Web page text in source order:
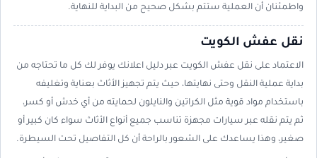
واطمئنان أن العملية ستتم بشكل صحيح من البداية للنهاية.
نقل عفش الكويت
الاعتماد على نقل عفش الكويت عبر دليل اعلانك يوفر لك كل ما تحتاجه من
بداية عملية النقل وحتى نهايتها، حيث يتم تجهيز الأثاث بعناية وتغليفه
باستخدام مواد قوية مثل الكراتين والنايلون لحمايته من أي خدش أو كسر،
ثم يتم نقله عبر سيارات مجهزة تناسب جميع أنواع الأثاث سواء كان كبير أو
صغير، وهذا يساعدك على الشعور بالراحة أن كل التفاصيل تحت السيطرة.